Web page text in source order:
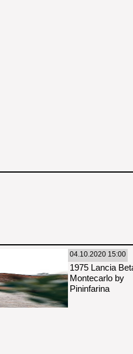
04.10.2020 15:00
1975 Lancia
Montecarlo by
Pininfarina